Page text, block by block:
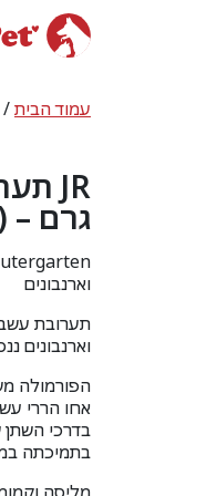
עמוד הבית/
גרם –
וארנבונים
תערובת
וארנבונים
הפורמולה
אחו הררי
בדרכי השתן
בתמיכתה